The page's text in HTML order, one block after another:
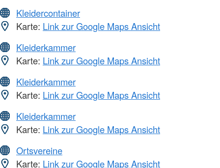
Kleidercontainer
Karte: Link zur Google Maps Ansicht
Kleiderkammer
Karte: Link zur Google Maps Ansicht
Kleiderkammer
Karte: Link zur Google Maps Ansicht
Kleiderkammer
Karte: Link zur Google Maps Ansicht
Ortsvereine
Karte: Link zur Google Maps Ansicht